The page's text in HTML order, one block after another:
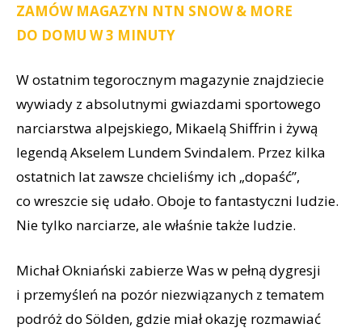
ZAMÓW MAGAZYN NTN SNOW & MORE
DO DOMU W 3 MINUTY
W ostatnim tegorocznym magazynie znajdziecie
wywiady z absolutnymi gwiazdami sportowego
narciarstwa alpejskiego, Mikaelą Shiffrin i żywą
legendą Akselem Lundem Svindalem. Przez kilka
ostatnich lat zawsze chcieliśmy ich „dopaść”,
co wreszcie się udało. Oboje to fantastyczni ludzie.
Nie tylko narciarze, ale właśnie także ludzie.
Michał Okniański zabierze Was w pełną dygresji
i przemyśleń na pozór niezwiązanych z tematem
podróż do Sölden, gdzie miał okazję rozmawiać